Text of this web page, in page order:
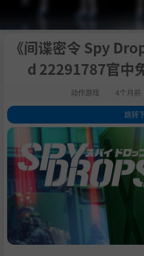
《间谍密令 Spy
d 22291787官中
动作游戏 4个月前
跳转
关于此游戏
2
系统需求
3.支持作者